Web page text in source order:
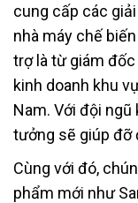
cung cấp các
nhà máy chế
trợ là từ giám
kinh doanh khu
Nam. Với đội
tưởng sẽ giúp đỡ
Cùng với đó,
phẩm mới như